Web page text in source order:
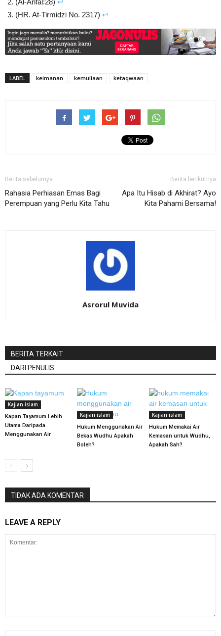
(Al-Anfal:28) ↩︎
(HR. At-Tirmidzi No. 2317) ↩︎
LABEL keimanan kemuliaan ketaqwaan
Berita sebelumya
Rahasia Perhiasan Emas Bagi
Perempuan yang Perlu Kita Tahu
Berita berikutnya
Apa Itu Hisab di Akhirat? Ayo
Kita Pahami Bersama!
Asrorul Muvida
BERITA TERKAIT
DARI PENULIS
Kajian islam
Kapan Tayamum Lebih
Utama Daripada
Menggunakan Air
Kajian islam
Hukum Menggunakan Air
Bekas Wudhu Apakah
Boleh?
Kajian islam
Hukum Memakai Air
Kemasan untuk Wudhu,
Apakah Sah?
TIDAK ADA KOMENTAR
LEAVE A REPLY